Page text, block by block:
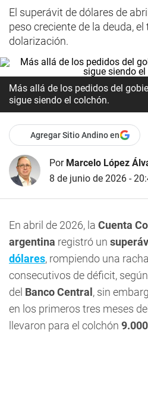
El superávit de dólares de
peso creciente de la deuda,
dolarización.
Más allá de los pedidos del
sigue siendo el colchón.
Agregar Sitio Andino en
Por Marcelo López
8 de junio de 2026 -
En abril de 2026, la Cuenta
argentina registró un
dólares, rompiendo una
consecutivos de déficit,
del Banco Central , sin
en los primeros tres meses
llevaron para el colchón